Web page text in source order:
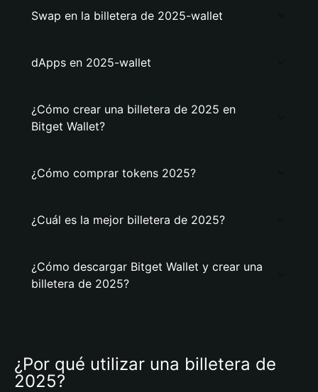
Swap en la billetera de 2025-wallet
dApps en 2025-wallet
¿Cómo crear una billetera de 2025 en
Bitget Wallet?
¿Cómo comprar tokens 2025?
¿Cuál es la mejor billetera de 2025?
¿Cómo descargar Bitget Wallet y crear una
billetera de 2025?
¿Por qué utilizar una billetera de
2025?